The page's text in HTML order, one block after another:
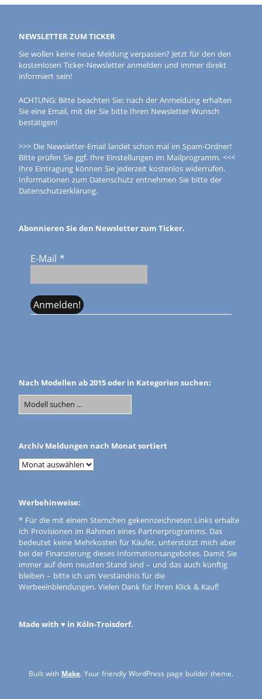
NEWSLETTER ZUM TICKER
Sie wollen keine neue Meldung verpassen? Jetzt für den den
kostenlosen Ticker-Newsletter anmelden und immer direkt
informiert sein!
ACHTUNG: Bitte beachten Sie: nach der Anmeldung erhalten
Sie eine Email, mit der Sie bitte Ihren Newsletter-Wunsch
bestätigen!
>>> Die Newsletter-Email landet schon mal im Spam-Ordner!
Bitte prüfen Sie ggf. Ihre Einstellungen im Mailprogramm. <<<
Ihre Eintragung können Sie jederzeit kostenlos widerrufen.
Informationen zum Datenschutz entnehmen Sie bitte der
Datenschutzerklärung.
Abonnieren Sie den Newsletter zum Ticker.
E-Mail *
Nach Modellen ab 2015 oder in Kategorien suchen:
Archiv Meldungen nach Monat sortiert
Werbehinweise:
* Für die mit einem Sternchen gekennzeichneten Links erhalte
ich Provisionen im Rahmen eines Partnerprogramms. Das
bedeutet keine Mehrkosten für Käufer, unterstützt mich aber
bei der Finanzierung dieses Informationsangebotes. Damit Sie
immer auf dem neusten Stand sind – und das auch künftig
bleiben – bitte ich um Verständnis für die
Werbeeinblendungen. Vielen Dank für Ihren Klick & Kauf!
Made with ♥ in Köln-Troisdorf.
Built with Make. Your friendly WordPress page builder theme.